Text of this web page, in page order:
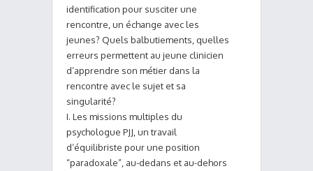
identification pour susciter une
rencontre, un échange avec les
jeunes? Quels balbutiements, quelles
erreurs permettent au jeune clinicien
d’apprendre son métier dans la
rencontre avec le sujet et sa
singularité?
I. Les missions multiples du
psychologue PJJ, un travail
d’équilibriste pour une position
“paradoxale”, au-dedans et au-dehors